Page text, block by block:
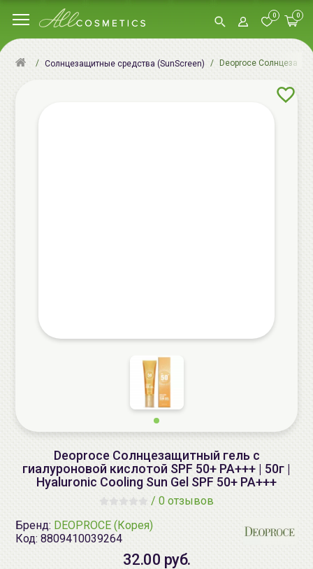
0 0
Солнцезащитные средства (SunScreen) Deoproce
Deoproce Солнцезащитный гель с
гиалуроновой кислотой SPF 50+ PA+++ | 50г |
Hyaluronic Cooling Sun Gel SPF 50+ PA+++
/ 0 отзывов
Бренд: DEOPROCE (Корея)
Код: 8809410039264
32.00 руб.